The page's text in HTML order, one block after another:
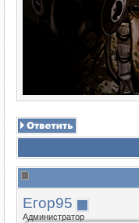
Егор95
Администратор